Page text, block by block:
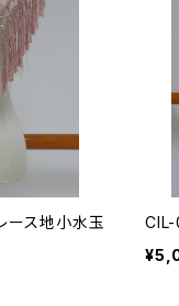
ース地小水玉
CIL-